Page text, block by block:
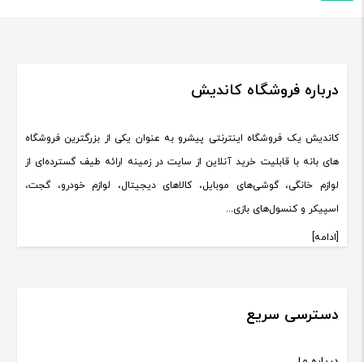
درباره فروشگاه کاندیش
کاندیش یک فروشگاه اینترنتی پیشرو به عنوان یکی از بزرگترین فروشگاه
های بانه با قابلیت خرید آنلاین از سایت در زمینه ارائه طیف گسترده‌ای از
لوازم خانگی، گوشی‌های موبایل، کالاهای دیجیتال، لوازم خودرو، گجت،
اسپیکر و کنسول‌های بازی...
[ادامه]
دسترسی سریع